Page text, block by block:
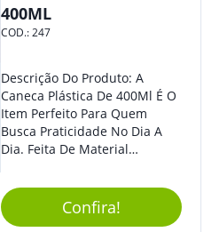
400ML
COD.:247
Descrição Do Produto: A
Caneca Plástica De 400Ml É O
Item Perfeito Para Quem
Busca Praticidade No Dia A
Dia. Feita De Material
Caneca É Ideal Para Ser
Utilizada Em Casa, No
Trabalho Ou Em Qualquer
Confira!